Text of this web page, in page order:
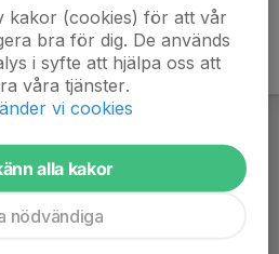
kakor (cookies) för att vår
bra för dig. De används
i syfte att hjälpa oss att
våra tjänster.
vi cookies
alla kakor
nödvändiga